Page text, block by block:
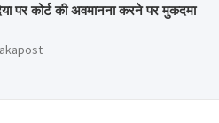
पर कोर्ट की अवमानना करने पर मुकदमा